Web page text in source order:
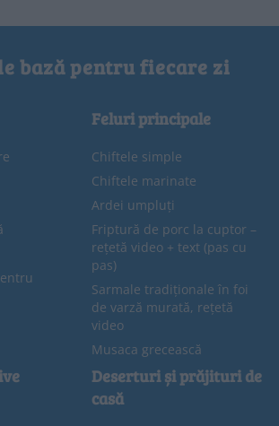
bază pentru fiecare zi
Feluri principale
Chiftele simple
Chiftele marinate
Ardei umpluți
Friptură de porc la cuptor –
rețetă video + text (pas cu
pas)
Sarmale tradiționale în foi
de varză murată, rețetă
video
Musaca grecească
Deserturi și prăjituri de
casă